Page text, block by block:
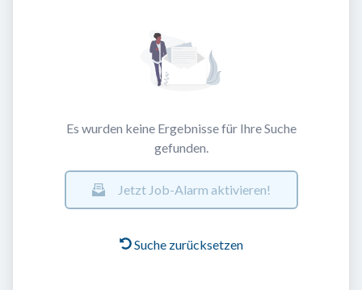
Es wurden keine Ergebnisse für Ihre Suche
gefunden.
Jetzt Job-Alarm aktivieren!
Suche zurücksetzen